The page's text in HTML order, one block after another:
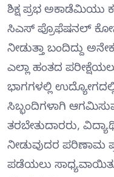
ಶಿಕ್ಷ ಪ್ರಭ ಅಕಾಡೆಮಿಯು
ಸಿಎಸ್ ಪ್ರೊಫೆಷನಲ್
ನೀಡುತ್ತಾ ಬಂದಿದ್ದು
ಎಲ್ಲಾ ಹಂತದ
ಭಾಗಗಳಲ್ಲಿ
ಸಿಬ್ಭಂದಿಗಳಾಗಿ
ತರಬೇತುದಾರರು,
ನೀಡುವುದರ ಪರಿಣಾಮ
ಪಡೆಯಲು